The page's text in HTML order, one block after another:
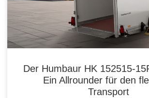
Der Humbaur HK 152515-
Ein Allrounder für den
Transport